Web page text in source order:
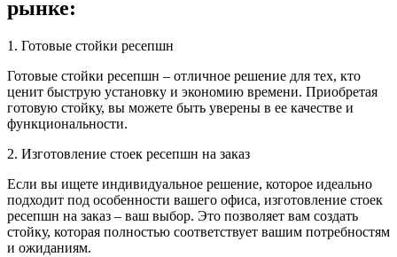
рынке:
1. Готовые стойки ресепшн
Готовые стойки ресепшн – отличное решение для тех, кто
ценит быструю установку и экономию времени. Приобретая
готовую стойку, вы можете быть уверены в ее качестве и
функциональности.
2. Изготовление стоек ресепшн на заказ
Если вы ищете индивидуальное решение, которое идеально
подходит под особенности вашего офиса, изготовление стоек
ресепшн на заказ – ваш выбор. Это позволяет вам создать
стойку, которая полностью соответствует вашим потребностям
и ожиданиям.